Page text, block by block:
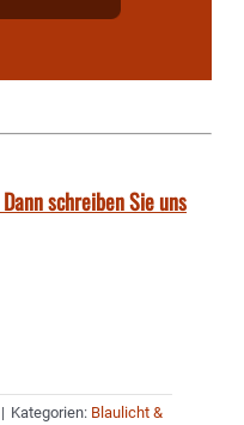
schreiben Sie uns
| Kategorien: Blaulicht &